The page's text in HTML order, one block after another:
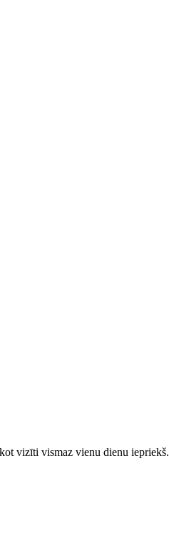
vizīti vismaz vienu dienu iepriekš.